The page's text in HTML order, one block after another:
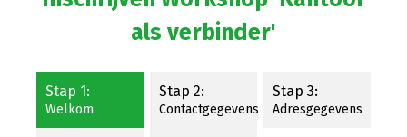
als verbinder'
Stap 1:
Welkom
Stap 2:
Contactgegevens
Stap 3:
Adresgegevens